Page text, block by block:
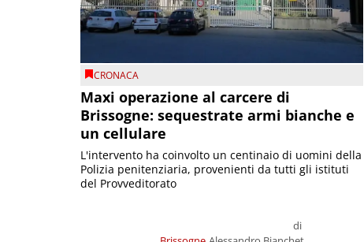
CRONACA
Maxi operazione al carcere di
Brissogne: sequestrate armi bianche e
un cellulare
di
L'intervento ha coinvolto un centinaio di uomini della
Polizia penitenziaria, provenienti da tutti gli istituti
del Provveditorato